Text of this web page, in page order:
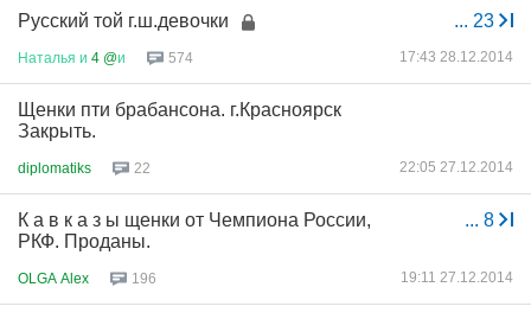
... 23
Русский той г.ш.девочки
Наталья и 4 @и 574 17:43 28.12.2014
Щенки пти брабансона. г.Красноярск
Закрыть.
diplomatiks 22 22:05 27.12.2014
... 8
К а в к а з ы щенки от Чемпиона России,
РКФ. Проданы.
OLGA Alex 196 19:11 27.12.2014